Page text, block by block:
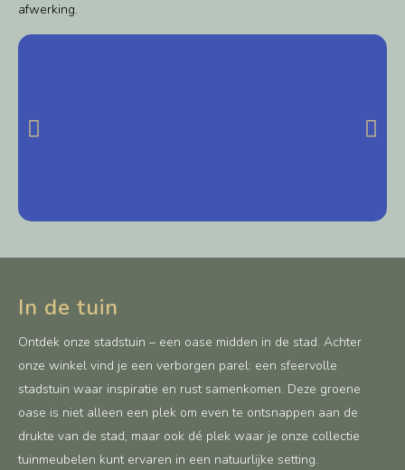
afwerking.
In de tuin
Ontdek onze stadstuin – een oase midden in de stad. Achter
onze winkel vind je een verborgen parel: een sfeervolle
stadstuin waar inspiratie en rust samenkomen. Deze groene
oase is niet alleen een plek om even te ontsnappen aan de
drukte van de stad, maar ook dé plek waar je onze collectie
tuinmeubelen kunt ervaren in een natuurlijke setting.